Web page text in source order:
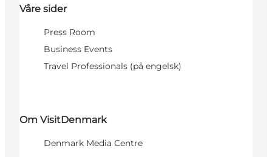
Våre sider
Press Room
Business Events
Travel Professionals (på engelsk)
Om VisitDenmark
Denmark Media Centre